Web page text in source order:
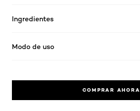
Ingredientes
Modo de uso
COMPRAR AHORA